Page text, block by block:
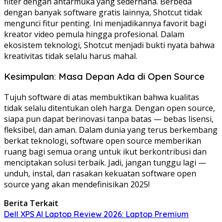
dengan banyak software gratis lainnya, Shotcut tidak
mengunci fitur penting. Ini menjadikannya favorit bagi
kreator video pemula hingga profesional. Dalam
ekosistem teknologi, Shotcut menjadi bukti nyata bahwa
kreativitas tidak selalu harus mahal.
Kesimpulan: Masa Depan Ada di Open Source
Tujuh software di atas membuktikan bahwa kualitas
tidak selalu ditentukan oleh harga. Dengan open source,
siapa pun dapat berinovasi tanpa batas — bebas lisensi,
fleksibel, dan aman. Dalam dunia yang terus berkembang
berkat teknologi, software open source memberikan
ruang bagi semua orang untuk ikut berkontribusi dan
menciptakan solusi terbaik. Jadi, jangan tunggu lagi —
unduh, instal, dan rasakan kekuatan software open
source yang akan mendefinisikan 2025!
Berita Terkait
Dell XPS AI Laptop Review 2026: Laptop Premium